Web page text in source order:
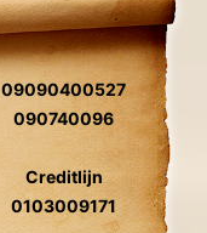
09090400527
090740096
Creditlijn
0103009171